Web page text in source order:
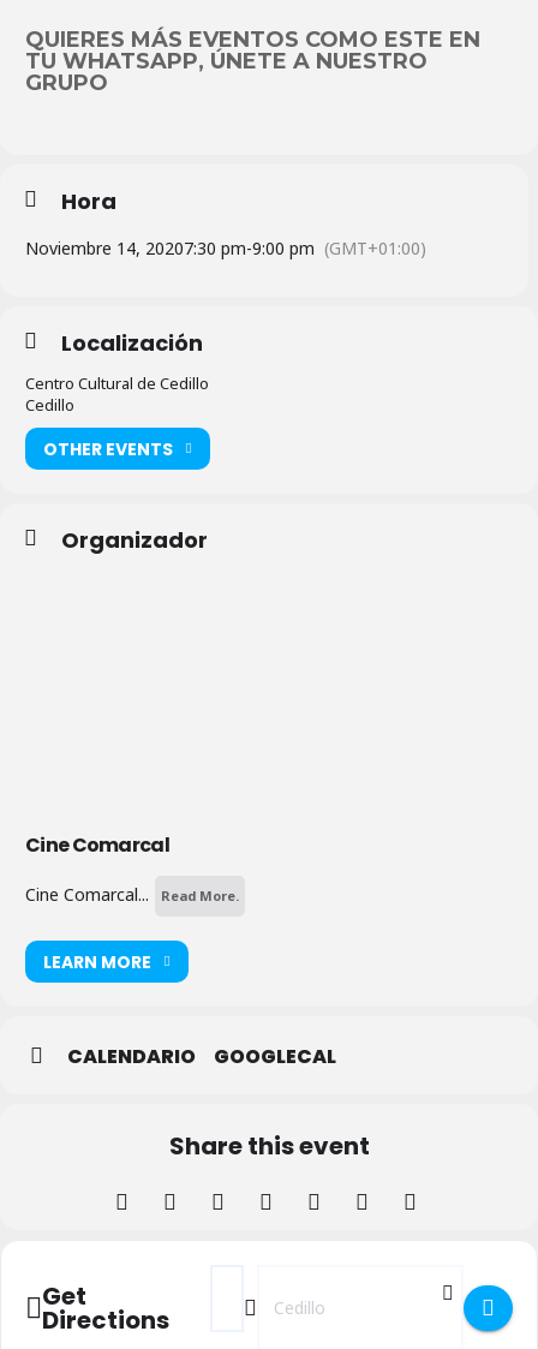
QUIERES MÁS EVENTOS COMO ESTE EN
TU WHATSAPP, ÚNETE A NUESTRO
GRUPO
Hora
Noviembre 14, 20207:30 pm-9:00 pm (GMT+01:00)
Localización
Centro Cultural de Cedillo
Cedillo
OTHER EVENTS
Organizador
Cine Comarcal
Cine Comarcal... Read More.
LEARN MORE
CALENDARIO GOOGLECAL
Share this event
Get
Directions
Address - Cine Comarcal "Chocolat" en
Destination Address - Cine